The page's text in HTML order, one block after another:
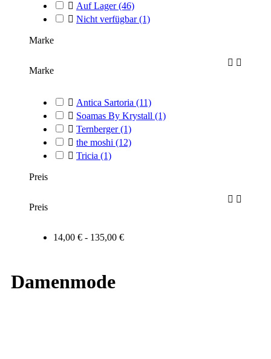
 Auf Lager(46)
 Nicht verfügbar(1)
Marke
Marke
 
 Antica Sartoria (11)
 Soamas By Krystall (1)
 Ternberger(1)
 the moshi (12)
 Tricia (1)
Preis
Preis
 
14,00 € - 135,00 €
Damenmode